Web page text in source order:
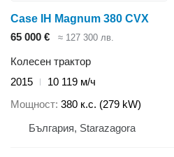
Case IH Magnum 380 CVX
65 000 €
≈ 127 300 лв.
Колесен трактор
2015
10 119 м/ч
Мощност 380 к.с. (279 kW)
България, Starazagora